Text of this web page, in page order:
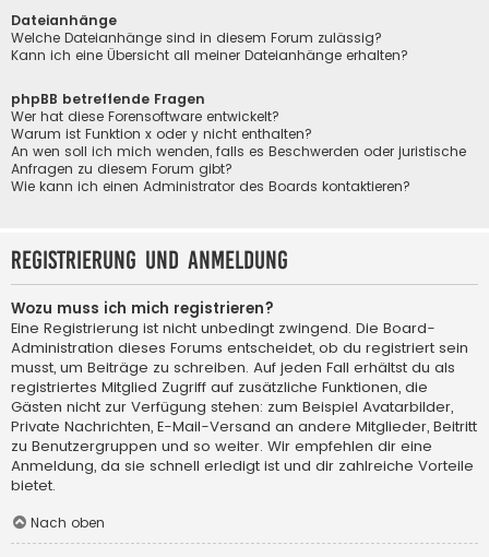
Dateianhänge
Welche Dateianhänge sind in diesem Forum zulässig?
Kann ich eine Übersicht all meiner Dateianhänge erhalten?
phpBB betreffende Fragen
Wer hat diese Forensoftware entwickelt?
Warum ist Funktion x oder y nicht enthalten?
An wen soll ich mich wenden, falls es Beschwerden oder juristische
Anfragen zu diesem Forum gibt?
Wie kann ich einen Administrator des Boards kontaktieren?
Registrierung und Anmeldung
Wozu muss ich mich registrieren?
Eine Registrierung ist nicht unbedingt zwingend. Die Board-
Administration dieses Forums entscheidet, ob du registriert sein
musst, um Beiträge zu schreiben. Auf jeden Fall erhältst du als
registriertes Mitglied Zugriff auf zusätzliche Funktionen, die
Gästen nicht zur Verfügung stehen: zum Beispiel Avatarbilder,
Private Nachrichten, E-Mail-Versand an andere Mitglieder, Beitritt
zu Benutzergruppen und so weiter. Wir empfehlen dir eine
Anmeldung, da sie schnell erledigt ist und dir zahlreiche Vorteile
bietet.
Nach oben